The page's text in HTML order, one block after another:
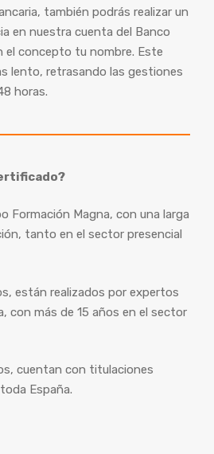
también podrás realizar un
en nuestra cuenta del Banco
el concepto tu nombre. Este
lento, retrasando las gestiones
horas.
Formación Magna, con una larga
tanto en el sector presencial
están realizados por expertos
con más de 15 años en el sector
cuentan con titulaciones
España.